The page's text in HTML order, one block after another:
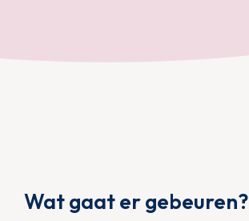
Wat gaat er gebeuren?